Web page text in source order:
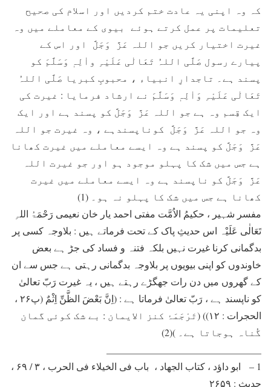
کہ وہ اپنی یہ عادت ختم کردیں اور اسلام کی صحیح
تعلیمات پر عمل کرتے ہوئے بیوی کے معاملے میں وہ
غیرت اختیار کریں جو اللہ عَزَّ وَجَلَّ اور اس کے
پیارے رسول صَلَّی اللہُ تَعَالٰی عَلَیْہِ واٰلِہٖ وَسَلَّمَ کو
پسند ہے۔ تاجدارِ انبیاء ، محبوبِ کبریا صَلَّی اللہُ
تَعَالٰی عَلَیْہِ وَاٰلِہٖ وَسَلَّمَ نے ارشاد فرمایا : غیرت کی
ایک قِسم وہ ہے جو اللہ عَزَّ وَجَلَّ کو پسند ہے اور ایک
وہ جو اللہ عَزَّ وَجَلَّ کوناپسندہے ، وہ غیرت جو اللہ
عَزَّ وَجَلَّ کو پسند ہے وہ ایسے معاملے میں غیرت کھانا
ہے جس میں شک کا پہلو موجود ہو اور جو غیرت اللہ
عَزَّ وَجَلَّ کو ناپسند ہے وہ ایسے معاملے میں غیرت
کھانا ہے جس میں شک کا پہلو نہ ہو۔ (1)
مفسر شہیر ، حکیمُ الاُمَّت مفتی احمد یار خان نعیمی رَحْمَۃُ اللہِ
تَعَالٰی عَلَیْہ اس حدیثِ پاک کے تحت فرماتے ہیں : بلاوجہ کسی پر
بدگمانی کرنا غیرت نہیں بلکہ فتنہ و فساد کی جڑ ہے بعض
خاوندوں کو اپنی بیویوں پر بلاوجہ بدگمانی رہتی ہے جس سے ان
کے گھروں میں دن رات جھگڑے رہتے ہیں ، یہ غیرت رَبّ تعالیٰ
کو ناپسند ہے ، رَبّ تعالیٰ فرماتا ہے : (اِنَّ بَعْضَ الظَّنِّ اِثْمٌ (پ۲۶ ،
الحجرات : ۱۲)) (تَرْجَمَۂ کنز الایمان : بے شک کوئی گمان
گُناہ ہوجاتا ہے۔ )(2)
1 – ابو داؤد ، کتاب الجھاد ، باب فی الخیلاء فی الحرب ، ۳ / ۶۹ ،
حدیث : ۲۶۵۹